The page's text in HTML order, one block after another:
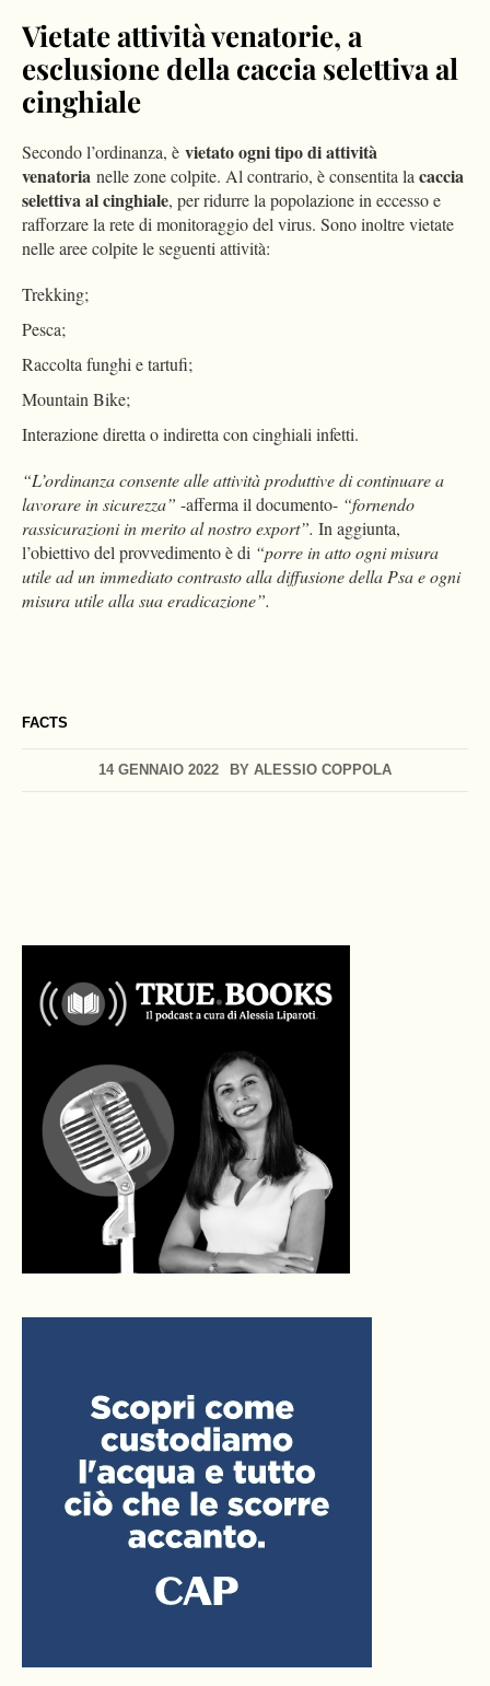
FACTS
14 GENNAIO 2022 BY ALESSIO COPPOLA
Vietate attività venatorie, a
esclusione della caccia selettiva al
cinghiale
Secondo l’ordinanza, è vietato ogni tipo di attività
venatoria nelle zone colpite. Al contrario, è consentita lacaccia
selettiva al cinghiale, per ridurre la popolazione in eccesso e
rafforzare la rete di monitoraggio del virus. Sono inoltre vietate
nelle aree colpite le seguenti attività:
Trekking;
Pesca;
Raccolta funghi e tartufi;
Mountain Bike;
Interazione diretta o indiretta con cinghiali infetti.
“L’ordinanza consente alle attività produttive di continuare a
lavorare in sicurezza” -afferma il documento- “fornendo
rassicurazioni in merito al nostro export”. In aggiunta,
l’obiettivo del provvedimento è di “porre in atto ogni misura
utile ad un immediato contrasto alla diffusione della Psa e ogni
misura utile alla sua eradicazione”.